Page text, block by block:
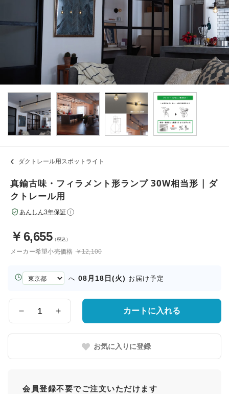
ダクトレール用スポットライト
真鍮古味・フィラメント形ランプ 30W相当形 | ダ
クトレール用
あんしん3年保証 i
￥ 6,655（税込）
メーカー希望小売価格 ￥12,100
お
届
県
へ 08月18日(火) お届け予定
量
カートに入れる
お気に入りに登録
会員登録不要でご注文いただけます